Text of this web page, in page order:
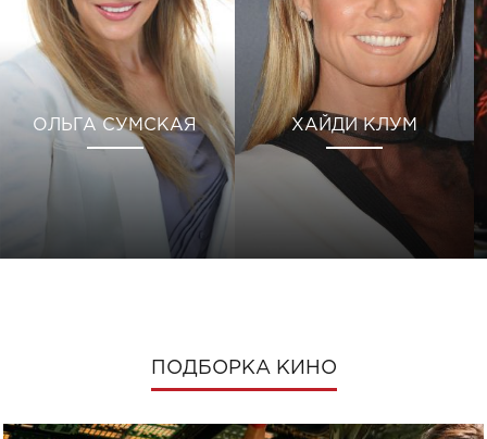
ОЛЬГА СУМСКАЯ ХАЙДИ КЛУМ
ПОДБОРКА КИНО